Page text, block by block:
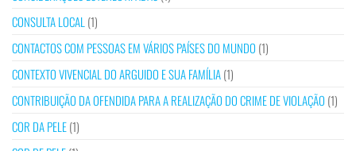
CONSULTA LOCAL (1)
CONTACTOS COM PESSOAS EM VÁRIOS PAÍSES DO MUNDO (1)
CONTEXTO VIVENCIAL DO ARGUIDO E SUA FAMÍLIA(1)
CONTRIBUIÇÃO DA OFENDIDA PARA A REALIZAÇÃO DO CRIME DE VIOLAÇÃO (1)
COR DA PELE(1)